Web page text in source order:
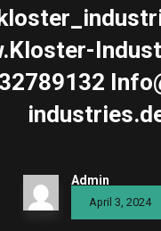
Admin
April 3, 2024